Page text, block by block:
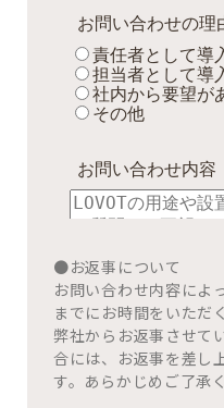
●お返事について
お問い合わせ内容によ
までにお時間をいただ
弊社からお返事させて
合には、お返事を差し
す。あらかじめご了承